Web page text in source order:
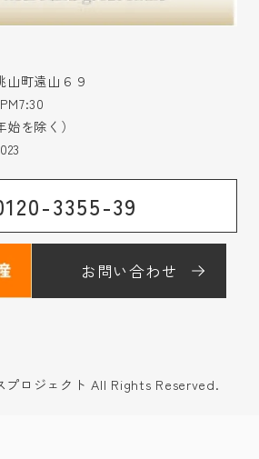
山町遠山６９
を除く）
3355-39
お問い合わせ
プロジェクト All Rights Reserved.